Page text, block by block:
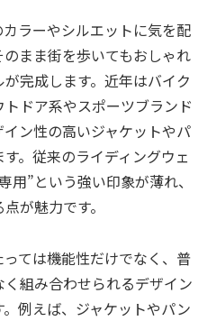
ラーやシルエットに気を配
まま街を歩いてもおしゃれ
完成します。近年はバイク
ドア系やスポーツブランド
ン性の高いジャケットやパ
。従来のライディングウェ
用”という強い印象が薄れ、
が魅力です。
ては機能性だけでなく、普
組み合わせられるデザイン
例えば、ジャケットやパン